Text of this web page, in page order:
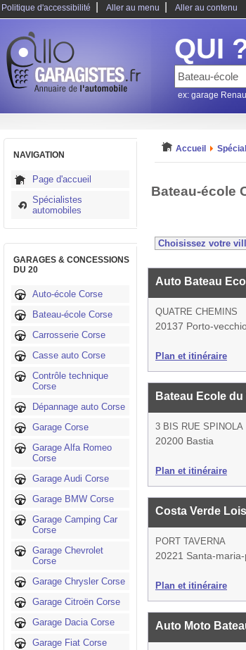
Politique d'accessibilité Aller au menu Aller au contenu
QUI
ex: garage
NAVIGATION
Page d'accueil
Spécialistes
automobiles
GARAGES & CONCESSIONS
DU 20
Auto-école Corse
Bateau-école Corse
Carrosserie Corse
Casse auto Corse
Contrôle technique
Corse
Dépannage auto Corse
Garage Corse
Garage Alfa Romeo
Corse
Garage Audi Corse
Garage BMW Corse
Garage Camping Car
Corse
Garage Chevrolet
Corse
Garage Chrysler Corse
Garage Citroën Corse
Garage Dacia Corse
Garage Fiat Corse
Accueil
Bateau-école
Auto Bateau
QUATRE CHEMINS
20137 Porto-
Plan et itinéraire
Bateau Ecole
3 BIS RUE SPINOLA
20200 Bastia
Plan et itinéraire
Costa Verde
PORT TAVERNA
20221 Santa-
Plan et itinéraire
Auto Moto